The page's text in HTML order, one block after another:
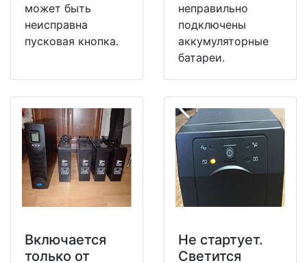
может быть
неисправна
пусковая кнопка.
неправильно
подключены
аккумуляторные
батареи.
Включается
только от
Не стартует.
Светится